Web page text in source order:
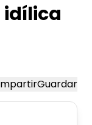
idílica
Guardar